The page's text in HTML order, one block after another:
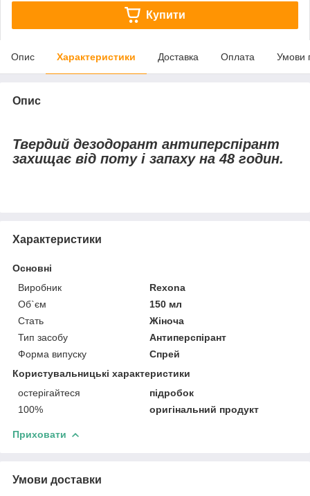
Купити
Опис Характеристики Доставка Оплата Умови
Опис
Твердий дезодорант антиперспірант
захищає від поту і запаху на 48 годин.
Характеристики
Основні
Виробник
Rexona
Об`єм
150 мл
Стать
Жіноча
Тип засобу
Антиперспірант
Форма випуску
Спрей
Користувальницькі характеристики
остерігайтеся
підробок
100%
оригінальний продукт
Приховати
Умови доставки